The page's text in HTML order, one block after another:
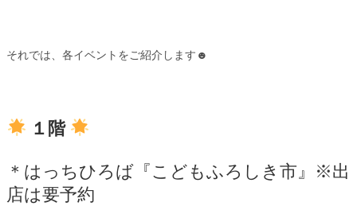
それでは、各イベントをご紹介します☻
１階
＊はっちひろば『こどもふろしき市』※出
店は要予約